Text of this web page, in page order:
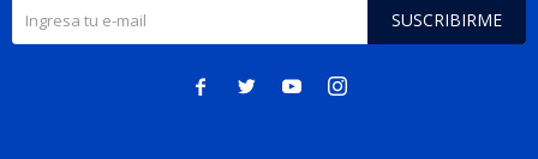
SUSCRIBIRME
   